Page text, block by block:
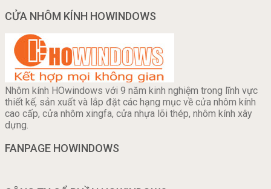
CỬA NHÔM KÍNH HOWINDOWS
Nhôm kính HOwindows với 9 năm kinh nghiệm trong lĩnh vực
thiết kế, sản xuất và lắp đặt các hạng mục về cửa nhôm kính
cao cấp, cửa nhôm xingfa, cửa nhựa lõi thép, nhôm kính xây
dựng.
FANPAGE HOWINDOWS